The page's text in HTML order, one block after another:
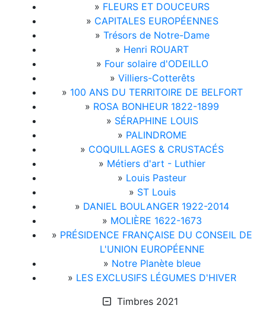
» FLEURS ET DOUCEURS
» CAPITALES EUROPÉENNES
» Trésors de Notre-Dame
» Henri ROUART
» Four solaire d'ODEILLO
» Villiers-Cotterêts
» 100 ANS DU TERRITOIRE DE BELFORT
» ROSA BONHEUR 1822-1899
» SÉRAPHINE LOUIS
» PALINDROME
» COQUILLAGES & CRUSTACÉS
» Métiers d'art - Luthier
» Louis Pasteur
» ST Louis
» DANIEL BOULANGER 1922-2014
» MOLIÈRE 1622-1673
» PRÉSIDENCE FRANÇAISE DU CONSEIL DE
L'UNION EUROPÉENNE
» Notre Planète bleue
» LES EXCLUSIFS LÉGUMES D'HIVER
Timbres 2021